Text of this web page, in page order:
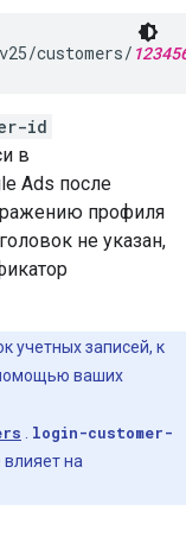
customers/
id
в
Ads после
профиля
не указан,
учетных записей, к
ваших
login-customer-
влияет на